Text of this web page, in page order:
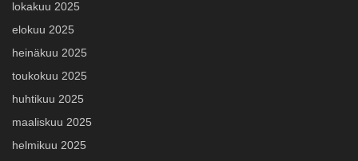
lokakuu 2025
elokuu 2025
heinäkuu 2025
toukokuu 2025
huhtikuu 2025
maaliskuu 2025
helmikuu 2025